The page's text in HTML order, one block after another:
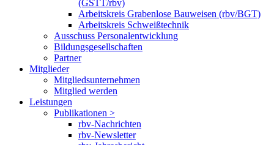
(GSTT/rbv)
Arbeitskreis Grabenlose Bauweisen (rbv/BGT)
Arbeitskreis Schweißtechnik
Ausschuss Personalentwicklung
Bildungsgesellschaften
Partner
Mitglieder
Mitgliedsunternehmen
Mitglied werden
Leistungen
Publikationen >
rbv-Nachrichten
rbv-Newsletter